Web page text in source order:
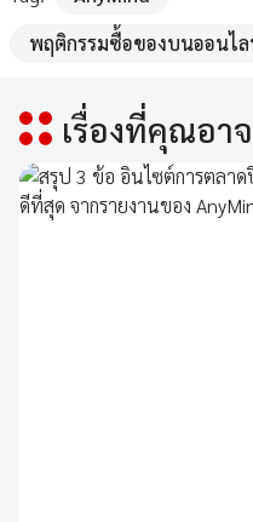
พฤติกรรมซื้อของบนออนไ
เรื่องที่คุณอา